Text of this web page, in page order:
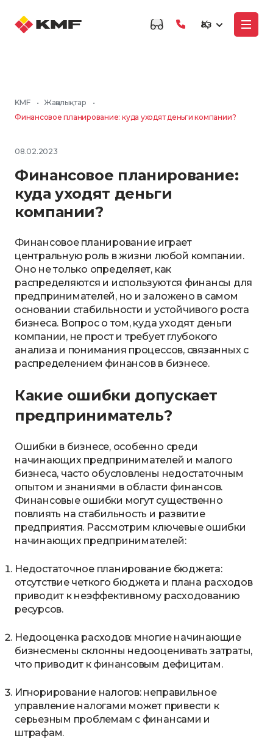
Қаз
KMF • Жаңалықтар
•
Финансовое планирование: куда уходят деньги компании?
08.02.2023
Финансовое планирование:
куда уходят деньги
компании?
Финансовое планирование играет
центральную роль в жизни любой компании.
Оно не только определяет, как
распределяются и используются финансы для
предпринимателей, но и заложено в самом
основании стабильности и устойчивого роста
бизнеса. Вопрос о том, куда уходят деньги
компании, не прост и требует глубокого
анализа и понимания процессов, связанных с
распределением финансов в бизнесе.
Какие ошибки допускает
предприниматель?
Ошибки в бизнесе, особенно среди
начинающих предпринимателей и малого
бизнеса, часто обусловлены недостаточным
опытом и знаниями в области финансов.
Финансовые ошибки могут существенно
повлиять на стабильность и развитие
предприятия. Рассмотрим ключевые ошибки
начинающих предпринимателей:
Недостаточное планирование бюджета:
отсутствие четкого бюджета и плана расходов
приводит к неэффективному расходованию
ресурсов.
Недооценка расходов: многие начинающие
бизнесмены склонны недооценивать затраты,
что приводит к финансовым дефицитам.
Игнорирование налогов: неправильное
управление налогами может привести к
серьезным проблемам с финансами и
штрафам.